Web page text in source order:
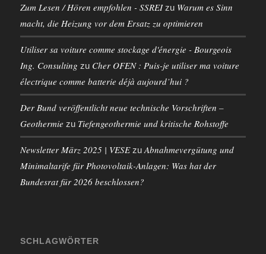
Zum Lesen / Hören empfohlen - SSREIzu Warum es Sinn
macht, die Heizung vor dem Ersatz zu optimieren
Utiliser sa voiture comme stockage d'énergie - Bourgeois
Ing. Consulting zu Cher OFEN : Puis-je utiliser ma voiture
électrique comme batterie déjà aujourd’hui ?
Der Bund veröffentlicht neue technische Vorschriften –
Geothermie zu Tiefengeothermie und kritische Rohstoffe
Newsletter März 2025 | VESEzu Abnahmevergütung und
Minimaltarife für Photovoltaik-Anlagen: Was hat der
Bundesrat für 2026 beschlossen?
SCHLAGWÖRTER